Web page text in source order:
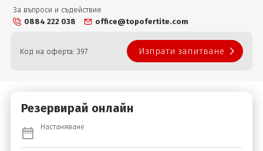
За въпроси и съдействие
0884 222 038
office@topofertite.com
Код на оферта: 397 Изпрати запитване
Резервирай онлайн
Настаняване